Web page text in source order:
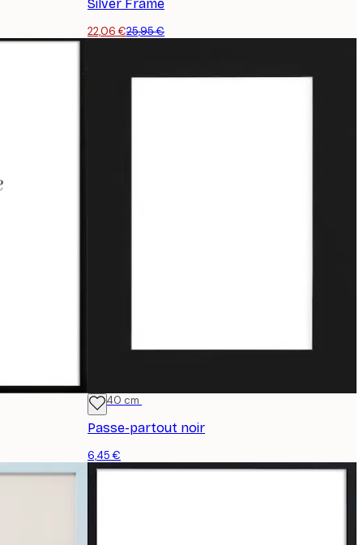
Silver Frame
22,06 €25,95 €
30x40 cm
Passe-partout noir
6,45 €